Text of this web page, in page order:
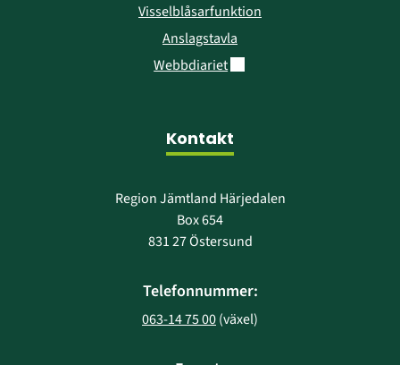
Visselblåsarfunktion
Anslagstavla
WebbdiarietLänk till annan webbplats.
Kontakt
Region Jämtland Härjedalen
Box 654
831 27 Östersund
Telefonnummer:
063-14 75 00 (växel)